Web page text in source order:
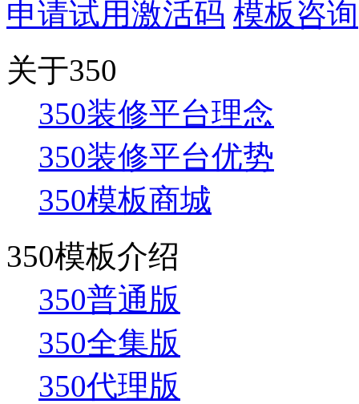
申请试用激活码 模板咨询
关于350
350装修平台理念
350装修平台优势
350模板商城
350模板介绍
350普通版
350全集版
350代理版